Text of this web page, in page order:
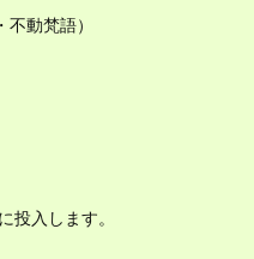
動梵語）
投入します。